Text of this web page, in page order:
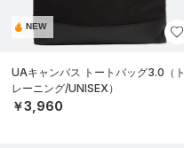
NEW
UAキャンバス トートバッグ3.0（ト
レーニング/UNISEX）
￥3,960